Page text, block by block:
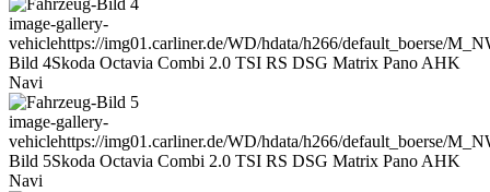
image-gallery-
vehiclehttps://img01.carliner.de/WD/hdata/h266/default_boerse/
Bild 4Skoda Octavia Combi 2.0 TSI RS DSG Matrix Pano AHK
Navi
image-gallery-
vehiclehttps://img01.carliner.de/WD/hdata/h266/default_boerse/
Bild 5Skoda Octavia Combi 2.0 TSI RS DSG Matrix Pano AHK
Navi